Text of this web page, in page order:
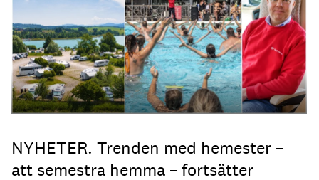
NYHETER. Trenden med hemester –
att semestra hemma – fortsätter